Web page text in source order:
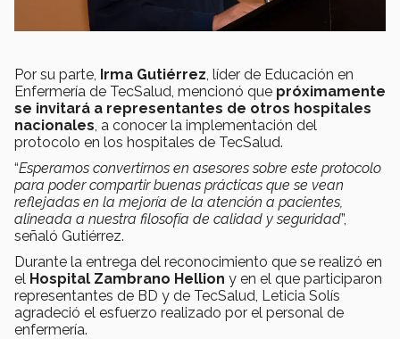
Por su parte, Irma Gutiérrez , líder de Educación en
Enfermería de TecSalud, mencionó que próximamente
se invitará a representantes de otros hospitales
nacionales , a conocer la implementación del
protocolo en los hospitales de TecSalud.
“Esperamos convertirnos en asesores sobre este protocolo
para poder compartir buenas prácticas que se vean
reflejadas en la mejoría de la atención a pacientes,
alineada a nuestra filosofía de calidad y seguridad”,
señaló Gutiérrez.
Durante la entrega del reconocimiento que se realizó en
el Hospital Zambrano Hellion y en el que participaron
representantes de BD y de TecSalud, Leticia Solís
agradeció el esfuerzo realizado por el personal de
enfermería.